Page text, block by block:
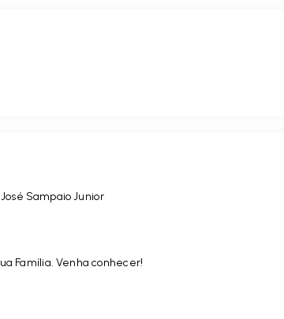
Sampaio Junior
Família. Venha conhecer!